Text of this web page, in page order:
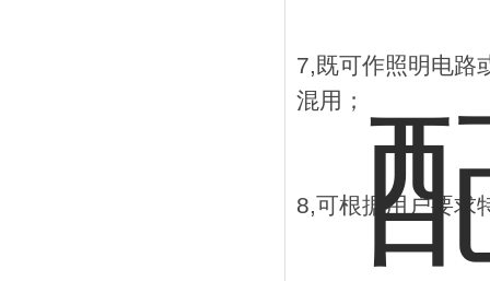
7,既可作照明电路
混用；
8,可根据用户要求